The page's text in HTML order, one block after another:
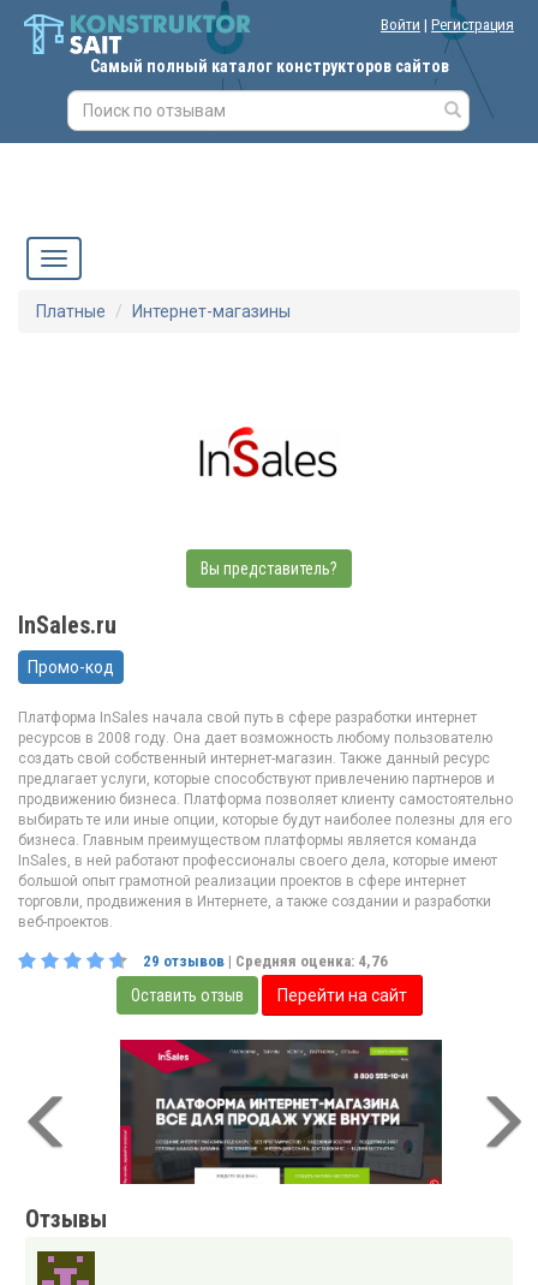
Войти | Регистрация
Самый полный каталог конструкторов сайтов
Платные Интернет-магазины
Вы представитель?
InSales.ru
Промо-код
Платформа InSales начала свой путь в сфере разработки интернет
ресурсов в 2008 году. Она дает возможность любому пользователю
создать свой собственный интернет-магазин. Также данный ресурс
предлагает услуги, которые способствуют привлечению партнеров и
продвижению бизнеса. Платформа позволяет клиенту самостоятельно
выбирать те или иные опции, которые будут наиболее полезны для его
бизнеса. Главным преимуществом платформы является команда
InSales, в ней работают профессионалы своего дела, которые имеют
большой опыт грамотной реализации проектов в сфере интернет
торговли, продвижения в Интернете, а также создании и разработки
веб-проектов.
29 отзывов | Средняя оценка: 4,76
Оставить отзыв Перейти на сайт
Отзывы